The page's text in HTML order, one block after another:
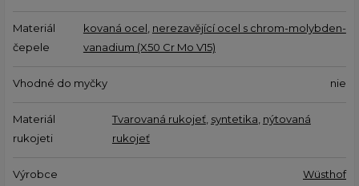
Materiál
čepele
kovaná ocel, nerezavějící ocel s chrom-molybden-
vanadium (X50 Cr Mo V15)
Vhodné do myčky nie
Materiál
rukojeti
Tvarovaná rukojeť, syntetika, nýtovaná
rukojeť
Výrobce Wüsthof